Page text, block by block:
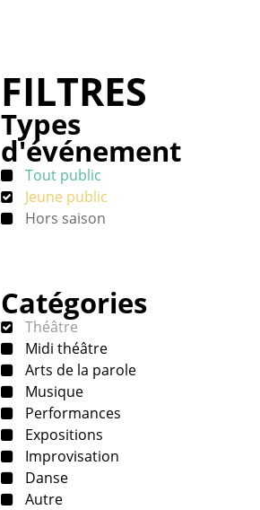
FILTRES
Types
d'événement
Tout public
Jeune public
Hors saison
Catégories
Théâtre
Midi théâtre
Arts de la parole
Musique
Performances
Expositions
Improvisation
Danse
Autre